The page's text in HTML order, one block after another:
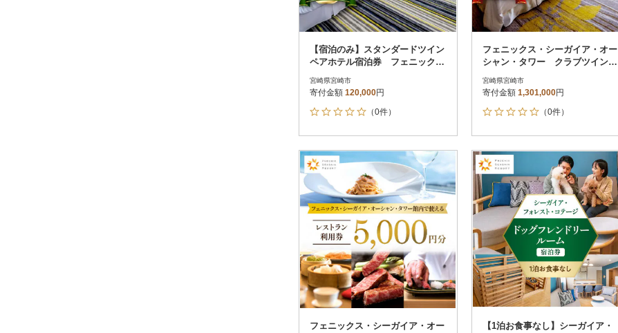
【宿泊のみ】スタンダードツイン
ペアホテル宿泊券 フェニック
ワー_温泉
宮崎県宮崎市
寄付金額 120,000円
（0件）
フェニックス・シーガイア・オー
シャン・タワー クラブツイン・
ット_温泉
宮崎県宮崎市
寄付金額 1,301,000円
（0件）
フェニックス・シーガイア・オー
【1泊お食事なし】シーガイア・